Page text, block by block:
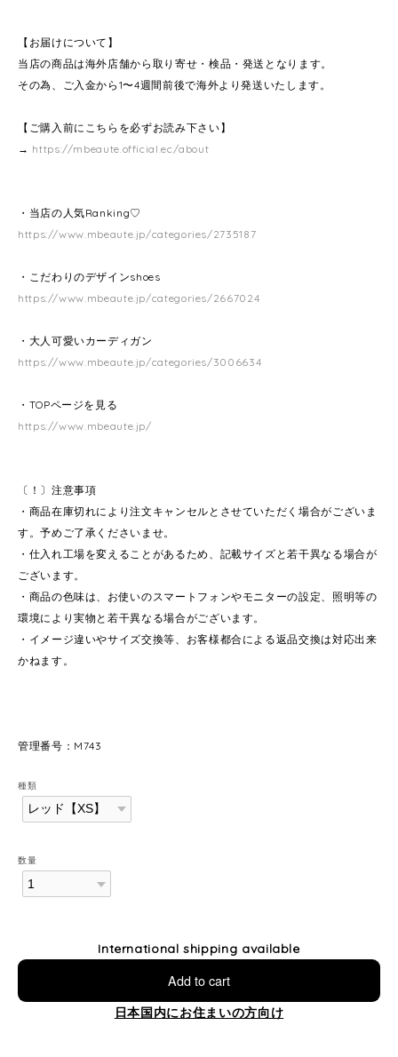
【お届けについて】
当店の商品は海外店舗から取り寄せ・検品・発送となります。
その為、ご入金から1〜4週間前後で海外より発送いたします。
【ご購入前にこちらを必ずお読み下さい】
→ https://mbeaute.official.ec/about
・当店の人気Ranking♡
https://www.mbeaute.jp/categories/2735187
・こだわりのデザインshoes
https://www.mbeaute.jp/categories/2667024
・大人可愛いカーディガン
https://www.mbeaute.jp/categories/3006634
・TOPページを見る
https://www.mbeaute.jp/
〔！〕注意事項
・商品在庫切れにより注文キャンセルとさせていただく場合がございま
す。予めご了承くださいませ。
・仕入れ工場を変えることがあるため、記載サイズと若干異なる場合が
ございます。
・商品の色味は、お使いのスマートフォンやモニターの設定、照明等の
環境により実物と若干異なる場合がございます。
・イメージ違いやサイズ交換等、お客様都合による返品交換は対応出来
かねます。
管理番号：M743
種類
数量
International shipping available
Add to cart
日本国内にお住まいの方向け